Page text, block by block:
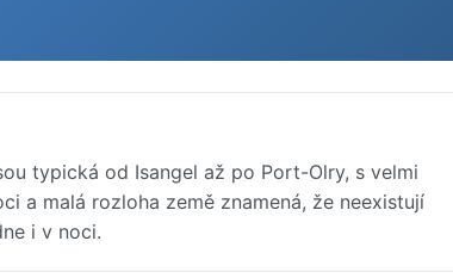
typická od Isangel až po Port-Olry, s velmi
a malá rozloha země znamená, že neexistují
i v noci.